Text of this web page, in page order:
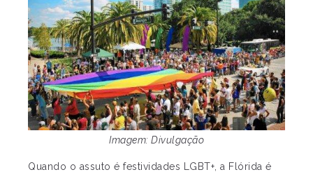
Imagem: Divulgação
Quando o assuto é festividades LGBT+, a Flórida é